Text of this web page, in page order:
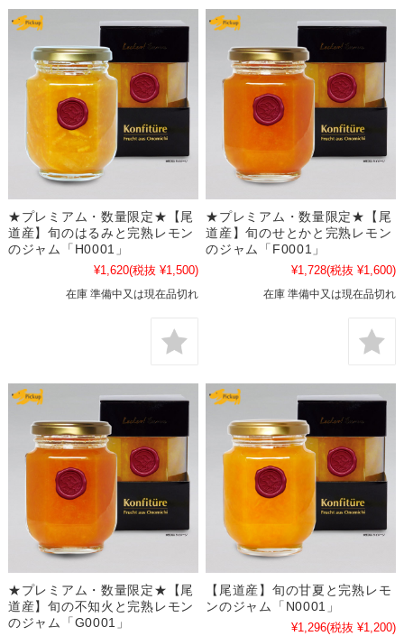
★プレミアム・数量限定★【尾
道産】旬のはるみと完熟レモン
のジャム「H0001」
¥1,620(税抜 ¥1,500)
在庫 準備中又は現在品切れ
★プレミアム・数量限定★【尾
道産】旬のせとかと完熟レモン
のジャム「F0001」
¥1,728(税抜 ¥1,600)
在庫 準備中又は現在品切れ
★プレミアム・数量限定★【尾
道産】旬の不知火と完熟レモン
のジャム「G0001」
【尾道産】旬の甘夏と完熟レモ
ンのジャム「N0001」
¥1,296(税抜 ¥1,200)